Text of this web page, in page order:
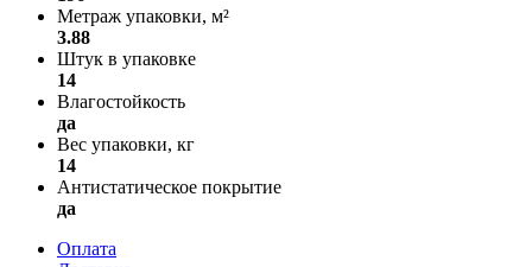
Метраж упаковки, м²
3.88
Штук в упаковке
14
Влагостойкость
да
Вес упаковки, кг
14
Антистатическое покрытие
да
Оплата